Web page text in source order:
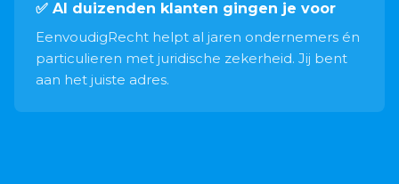
✅ Al duizenden klanten gingen je voor
EenvoudigRecht helpt al jaren ondernemers én
particulieren met juridische zekerheid. Jij bent
aan het juiste adres.